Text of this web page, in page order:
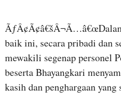
baik ini, secara pribadi dan
mewakili segenap personel
beserta Bhayangkari
kasih dan penghargaan